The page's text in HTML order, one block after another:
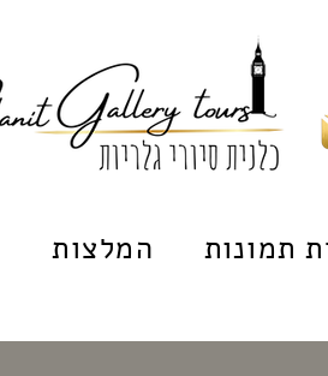
המלצות תמונות